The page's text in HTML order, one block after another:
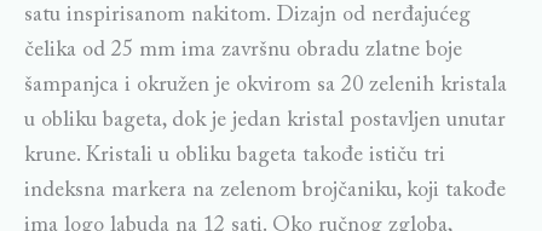
satu inspirisanom nakitom. Dizajn od nerđajućeg
čelika od 25 mm ima završnu obradu zlatne boje
šampanjca i okružen je okvirom sa 20 zelenih kristala
u obliku bageta, dok je jedan kristal postavljen unutar
krune. Kristali u obliku bageta takođe ističu tri
indeksna markera na zelenom brojčaniku, koji takođe
ima logo labuda na 12 sati. Oko ručnog zgloba,